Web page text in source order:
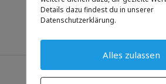
8888 Heiligkreuz
Tel. 081 723 42 69
Details dazu findest du in unserer
Datenschutzerklärung.
Alles zulassen